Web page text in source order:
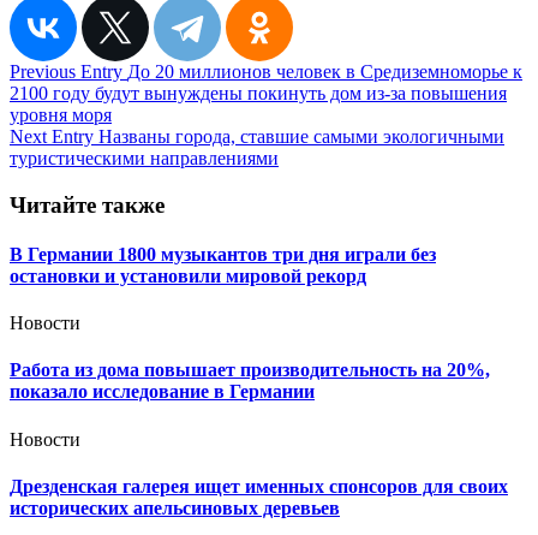
Навигация
по
записям
Previous Entry До 20 миллионов человек в Средиземноморье к
2100 году будут вынуждены покинуть дом из-за повышения
уровня моря
Next Entry Названы города, ставшие самыми экологичными
туристическими направлениями
Читайте также
В Германии 1800 музыкантов три дня играли без
остановки и установили мировой рекорд
Новости
Работа из дома повышает производительность на 20%,
показало исследование в Германии
Новости
Дрезденская галерея ищет именных спонсоров для своих
исторических апельсиновых деревьев